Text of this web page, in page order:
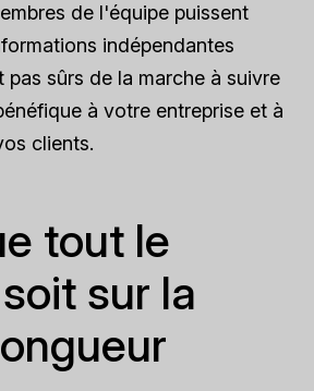
de l'équipe puissent
indépendantes
pas sûrs de la marche à suivre
à votre entreprise et à
clients.
tout le
sur la